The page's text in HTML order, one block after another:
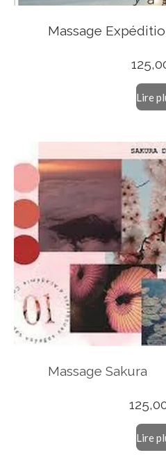
Massage
125
Lire
Massage
Lire